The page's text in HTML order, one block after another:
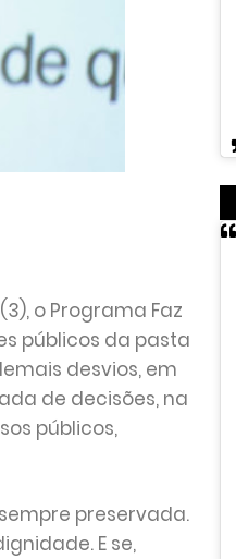
o Programa Faz
públicos da pasta
desvios, em
de decisões, na
públicos,
preservada.
E se,